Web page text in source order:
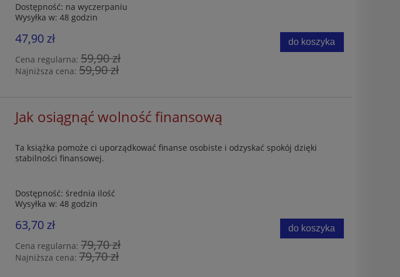
Czakry dla zaawansowanych.
Kompleksowy przewodnik
efektywnej pracy z energią
czakr i metodzie czterech
ścieżek uzdrawiania
151,90 zł
Cena regularna:189,90 zł
do koszyka
Dostępność: na wyczerpaniu
Wysyłka w: 48 godzin
47,90 zł
Cena regularna:59,90 zł
Najniższa cena:59,90 zł
do koszyka
Jak osiągnąć wolność finansową
Ta książka pomoże ci uporządkować finanse osobiste i odzyskać spokój dzięki
stabilności finansowej.
Dostępność: średnia ilość
Wysyłka w: 48 godzin
63,70 zł
Cena regularna:79,70 zł
Najniższa cena:79,70 zł
do koszyka